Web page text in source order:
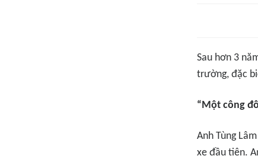
Sau hơn 3
trường, đặc
“Một công
Anh Tùng
xe đầu tiên.